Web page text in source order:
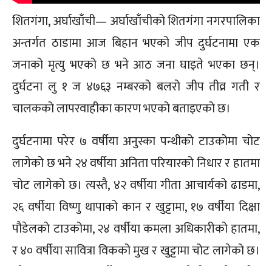
शितगंगा, अर्घाखाँची— अर्घाखाँचीको शितगंगा नगरपालिका
अन्तर्गत ठाडामा आज बिहान भएको जीप दुर्घटनामा एक
जनाको मृत्यु भएको छ भने आठ जना घाइते भएका छन्।
दुर्घटना लु १ ज ४७६३ नम्बरको बलरो जीप तीव्र गती र
चालकको लापरवाहीका कारण भएको बताइएको छ।
दुर्घटनामा परेर ७ वर्षीया अनुस्का पन्थीको टाउकोमा चोट
लागेको छ भने २४ वर्षीया अनिता परियारको निधार र हातमा
चोट लागेको छ। त्यस्तै, ४२ वर्षीया गीता आचार्यको ढाडमा,
२६ वर्षीया विष्णु थापाको कान र खुट्टामा, १७ वर्षीया दिक्षा
पौडेलको टाउकोमा, २४ वर्षीया कमला अधिकारीको हातमा,
र ४० वर्षीया सावित्रा विकको मुख र खुट्टामा चोट लागेको छ।